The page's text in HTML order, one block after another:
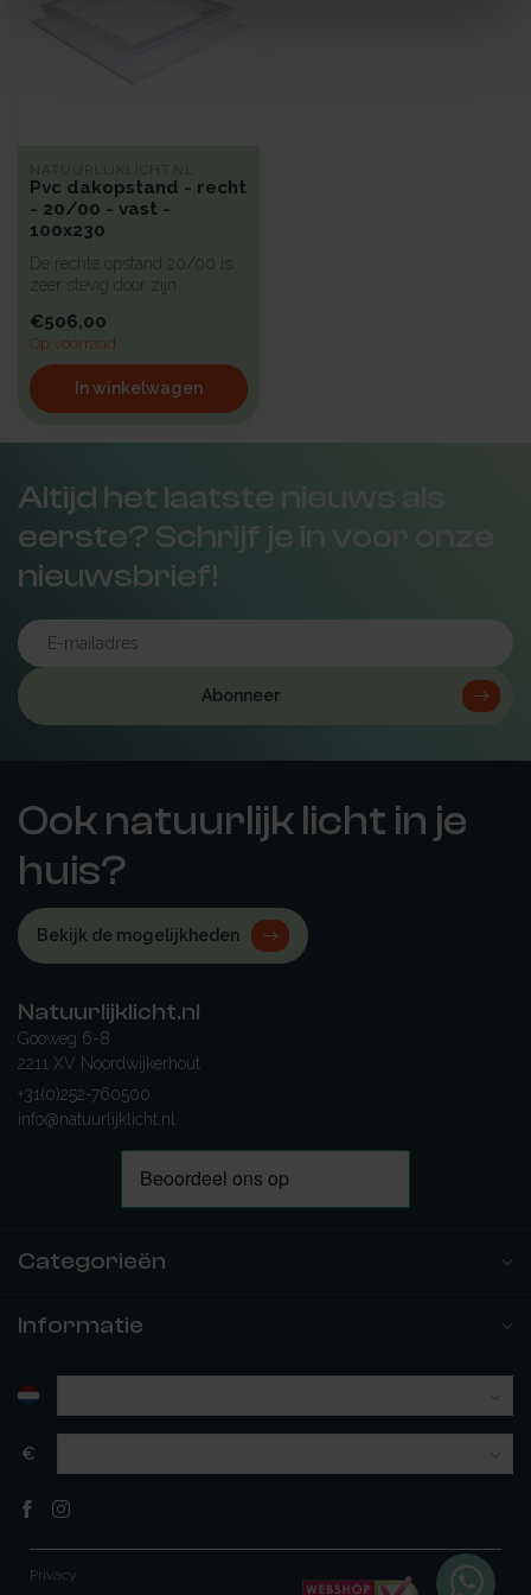
NATUURLIJKLICHT.NL
Pvc dakopstand - recht
- 20/00 - vast -
100x230
De rechte opstand 20/00 is
zeer stevig door zijn
structuur ...
€506,00
Op voorraad
In winkelwagen
Altijd het laatste nieuws als
eerste? Schrijf je in voor onze
nieuwsbrief!
Abonneer
Ook natuurlijk licht in je
huis?
Bekijk de mogelijkheden
Natuurlijklicht.nl
Gooweg 6-8
2211 XV Noordwijkerhout
+31(0)252-760500
info@natuurlijklicht.nl
Categorieën
Informatie
€
Privacy